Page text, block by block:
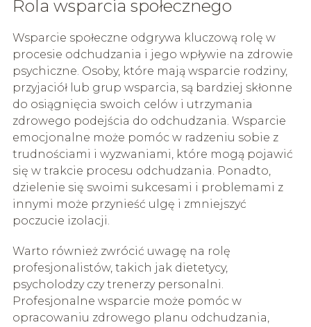
Rola wsparcia społecznego
Wsparcie społeczne odgrywa kluczową rolę w
procesie odchudzania i jego wpływie na zdrowie
psychiczne. Osoby, które mają wsparcie rodziny,
przyjaciół lub grup wsparcia, są bardziej skłonne
do osiągnięcia swoich celów i utrzymania
zdrowego podejścia do odchudzania. Wsparcie
emocjonalne może pomóc w radzeniu sobie z
trudnościami i wyzwaniami, które mogą pojawić
się w trakcie procesu odchudzania. Ponadto,
dzielenie się swoimi sukcesami i problemami z
innymi może przynieść ulgę i zmniejszyć
poczucie izolacji.
Warto również zwrócić uwagę na rolę
profesjonalistów, takich jak dietetycy,
psycholodzy czy trenerzy personalni.
Profesjonalne wsparcie może pomóc w
opracowaniu zdrowego planu odchudzania,